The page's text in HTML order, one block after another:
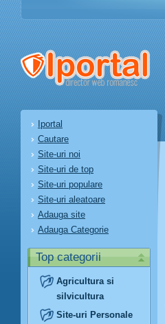
Iportal
Cautare
Site-uri noi
Site-uri de top
Site-uri populare
Site-uri aleatoare
Adauga site
Adauga Categorie
Top categorii
Agricultura si
silvicultura
Site-uri Personale